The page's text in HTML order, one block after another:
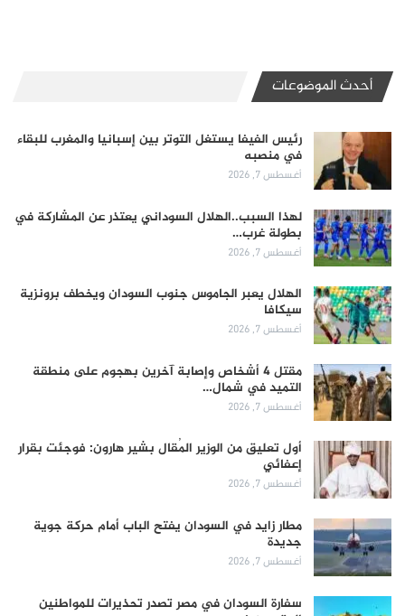
أحدث الموضوعات
رئيس الفيفا يستغل التوتر بين إسبانيا والمغرب للبقاء
في منصبه
أغسطس 7, 2026
لهذا السبب..الهلال السوداني يعتذر عن المشاركة في
بطولة غرب…
أغسطس 7, 2026
الهلال يعبر الجاموس جنوب السودان ويخطف برونزية
سيكافا
أغسطس 7, 2026
مقتل 4 أشخاص وإصابة آخرين بهجوم على منطقة
التميد في شمال…
أغسطس 7, 2026
أول تعليق من الوزير المُقال بشير هارون: فوجئت بقرار
إعفائي
أغسطس 7, 2026
مطار زايد في السودان يفتح الباب أمام حركة جوية
جديدة
أغسطس 7, 2026
سفارة السودان في مصر تصدر تحذيرات للمواطنين